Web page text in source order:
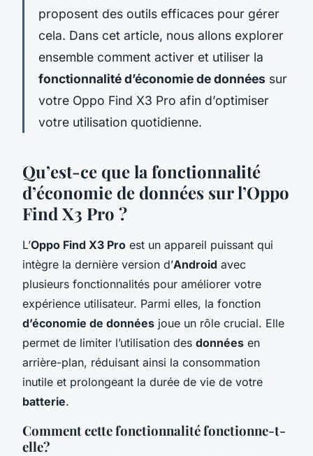
proposent des outils efficaces pour gérer
cela. Dans cet article, nous allons explorer
ensemble comment activer et utiliser la
fonctionnalité d’économie de données sur
votre Oppo Find X3 Pro afin d’optimiser
votre utilisation quotidienne.
Qu’est-ce que la fonctionnalité
d’économie de données sur l’Oppo
Find X3 Pro ?
L’Oppo Find X3 Pro est un appareil puissant qui
intègre la dernière version d’Android avec
plusieurs fonctionnalités pour améliorer votre
expérience utilisateur. Parmi elles, la fonction
d’économie de données joue un rôle crucial. Elle
permet de limiter l’utilisation des données en
arrière-plan, réduisant ainsi la consommation
inutile et prolongeant la durée de vie de votre
batterie.
Comment cette fonctionnalité fonctionne-t-
elle?